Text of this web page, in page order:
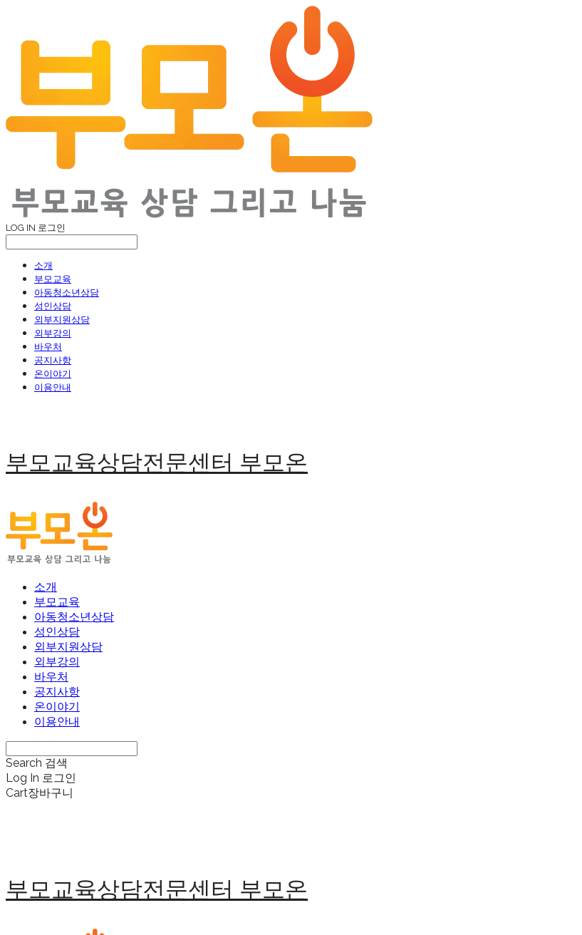
LOG IN 로그인
소개
부모교육
아동청소년상담
성인상담
외부지원상담
외부강의
바우처
공지사항
온이야기
이용안내
부모교육상담전문센터 부모온
소개
부모교육
아동청소년상담
성인상담
외부지원상담
외부강의
바우처
공지사항
온이야기
이용안내
Search 검색
Log In 로그인
Cart장바구니
부모교육상담전문센터 부모온